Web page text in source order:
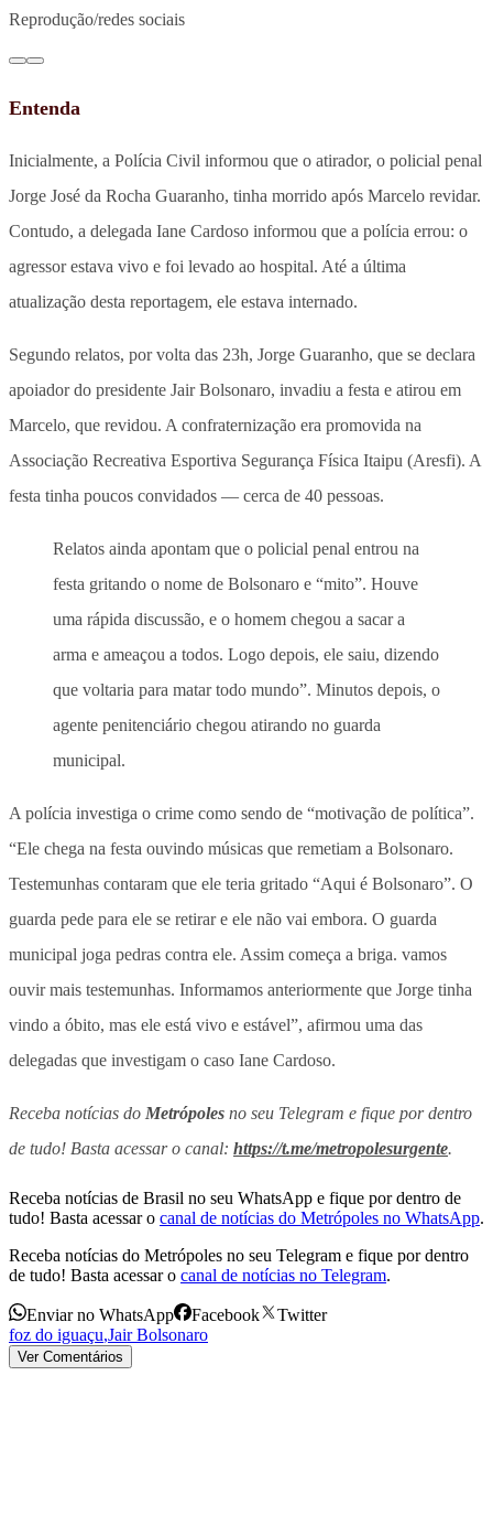
Reprodução/redes sociais
Entenda
Inicialmente, a Polícia Civil informou que o atirador, o policial penal
Jorge José da Rocha Guaranho, tinha morrido após Marcelo revidar.
Contudo, a delegada Iane Cardoso informou que a polícia errou: o
agressor estava vivo e foi levado ao hospital. Até a última
atualização desta reportagem, ele estava internado.
Segundo relatos, por volta das 23h, Jorge Guaranho, que se declara
apoiador do presidente Jair Bolsonaro, invadiu a festa e atirou em
Marcelo, que revidou. A confraternização era promovida na
Associação Recreativa Esportiva Segurança Física Itaipu (Aresfi). A
festa tinha poucos convidados — cerca de 40 pessoas.
Relatos ainda apontam que o policial penal entrou na
festa gritando o nome de Bolsonaro e “mito”. Houve
uma rápida discussão, e o homem chegou a sacar a
arma e ameaçou a todos. Logo depois, ele saiu, dizendo
que voltaria para matar todo mundo”. Minutos depois, o
agente penitenciário chegou atirando no guarda
municipal.
A polícia investiga o crime como sendo de “motivação de política”.
“Ele chega na festa ouvindo músicas que remetiam a Bolsonaro.
Testemunhas contaram que ele teria gritado “Aqui é Bolsonaro”. O
guarda pede para ele se retirar e ele não vai embora. O guarda
municipal joga pedras contra ele. Assim começa a briga. vamos
ouvir mais testemunhas. Informamos anteriormente que Jorge tinha
vindo a óbito, mas ele está vivo e estável”, afirmou uma das
delegadas que investigam o caso Iane Cardoso.
Receba notícias do Metrópoles no seu Telegram e fique por dentro
de tudo! Basta acessar o canal: https://t.me/metropolesurgente.
Receba notícias de Brasil no seu WhatsApp e fique por dentro de
tudo! Basta acessar o canal de notícias do Metrópoles no WhatsApp.
Receba notícias do Metrópoles no seu Telegram e fique por dentro
de tudo! Basta acessar o canal de notícias no Telegram.
Enviar no WhatsApp Facebook
Twitter
foz do iguaçu,Jair Bolsonaro
Ver Comentários